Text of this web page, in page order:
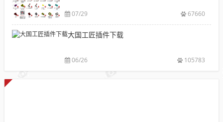
件
库
配
07/29 67660
大国工匠插件下载
06/26 105783